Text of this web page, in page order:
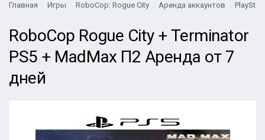
Главная Игры RoboCop: Rogue City Аренда аккаунтов
RoboCop Rogue Сity + Terminator
PS5 + МadMax П2 Аренда от 7
дней